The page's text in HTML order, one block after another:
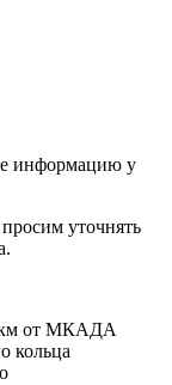
информацию у
уточнять
от МКАДА
кольца